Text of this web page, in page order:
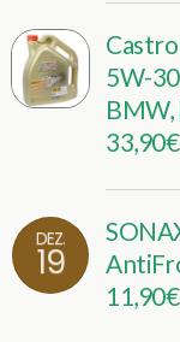
5W-
DEZ.
19